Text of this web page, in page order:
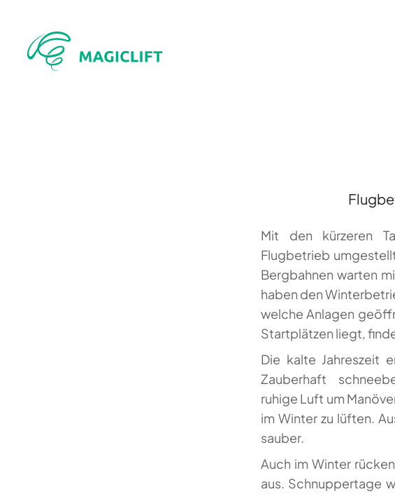
Mit den kürzeren
Flugbetrieb
Bergbahnen warten
haben den
welche Anlagen
Startplätzen liegt,
Die kalte Jahreszeit
Zauberhaft
ruhige Luft um
im Winter zu lüften.
sauber.
Auch im Winter
aus. Schnuppertage